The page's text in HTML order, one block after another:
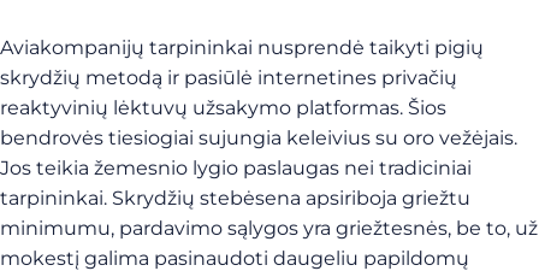
Aviakompanijų tarpininkai nusprendė taikyti pigių
skrydžių metodą ir pasiūlė internetines privačių
reaktyvinių lėktuvų užsakymo platformas. Šios
bendrovės tiesiogiai sujungia keleivius su oro vežėjais.
Jos teikia žemesnio lygio paslaugas nei tradiciniai
tarpininkai. Skrydžių stebėsena apsiriboja griežtu
minimumu, pardavimo sąlygos yra griežtesnės, be to, už
mokestį galima pasinaudoti daugeliu papildomų